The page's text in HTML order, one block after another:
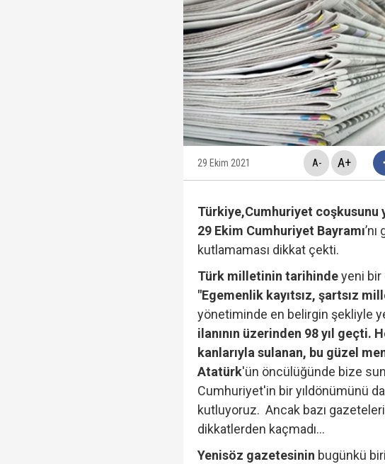
İzmit Belediyesi'nde 'rüşvet
Tahir Sarıkaya'nın hesapları
Hakkında fezleke hazırlanan Veli
Fatma Kaplan Hürriyet
29 Ekim 2021 A- A+
Türkiye,Cumhuriyet coşkusunu
29 Ekim Cumhuriyet Bayramı
kutlamaması dikkat çekti.
Türk milletinin tarihindeyeni bir
"Egemenlik kayıtsız, şartsız
yönetiminde en belirgin şekliyle
ilanının üzerinden 98 yıl geçti.
kanlarıyla sulanan, bu güzel
Atatürk'ün öncülüğünde bize
Cumhuriyet'in bir yıldönümünü
kutluyoruz. Ancak bazı
dikkatlerden kaçmadı...
Yenisöz gazetesinin bugünkü